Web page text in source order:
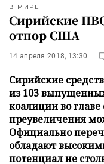
В МИРЕ
Сирийские
отпор США
14 апреля 2018, 13:30
Сирийские
из 103
коалиции во
преувеличения
Официально
обладают
потенциал не